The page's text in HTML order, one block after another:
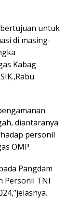
bertujuan untuk
di masing-
Kabag
diantaranya
personil
OMP.
Pangdam
Personil TNI